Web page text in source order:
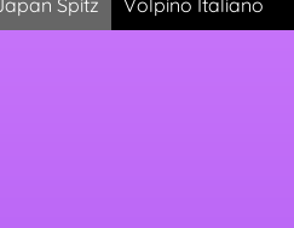
Spitz Volpino Italiano